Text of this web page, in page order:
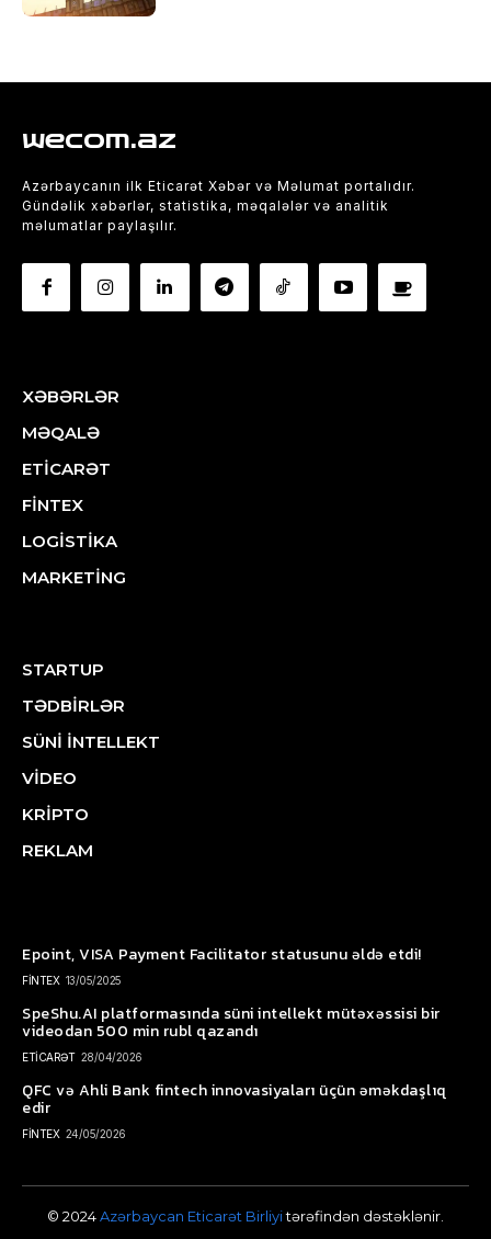
wecom.az
Azərbaycanın ilk Eticarət Xəbər və Məlumat portalıdır.
Gündəlik xəbərlər, statistika, məqalələr və analitik
məlumatlar paylaşılır.
XƏBƏRLƏR
MƏQALƏ
ETİCARƏT
FİNTEX
LOGİSTİKA
MARKETİNG
STARTUP
TƏDBİRLƏR
SÜNİ İNTELLEKT
VİDEO
KRİPTO
REKLAM
Epoint, VISA Payment Facilitator statusunu əldə etdi!
FİNTEX 13/05/2025
SpeShu.AI platformasında süni intellekt mütəxəssisi bir
videodan 500 min rubl qazandı
ETİCARƏT 28/04/2026
QFC və Ahli Bank fintech innovasiyaları üçün əməkdaşlıq
edir
FİNTEX 24/05/2026
© 2024Azərbaycan Eticarət Birliyitərəfindən dəstəklənir.